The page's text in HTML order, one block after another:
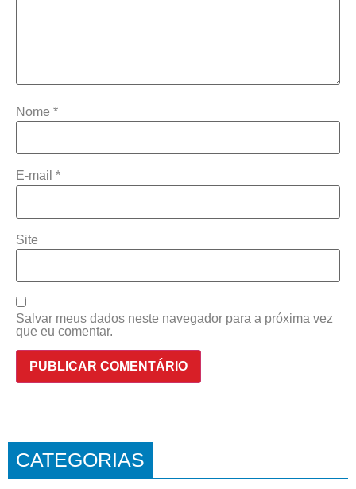
Nome *
E-mail *
Site
Salvar meus dados neste navegador para a próxima vez
que eu comentar.
CATEGORIAS